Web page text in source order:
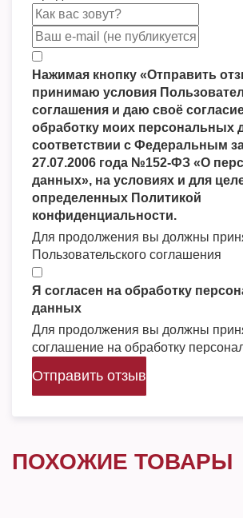
Нажимая кнопку «Отправить
принимаю условия
соглашения и даю своё
обработку моих персональных
соответствии с Федеральным
27.07.2006 года №152-ФЗ «О
данных», на условиях и для
определенных Политикой
конфиденциальности.
Для продолжения вы должны
Пользовательского соглашения
Я согласен на обработку
данных
Для продолжения вы должны
соглашение на обработку
Отправить отзыв
ПОХОЖИЕ ТОВАРЫ